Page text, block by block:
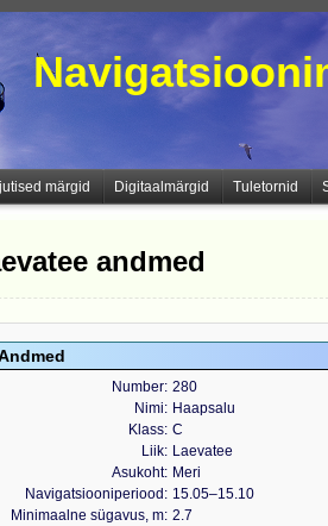
märgid Digitaalmärgid Tuletornid
andmed
Number 280
Nimi
Haapsalu
Klass C
Liik
Laevatee
Asukoht
Meri
Navigatsiooniperiood
15.05‒15.10
Minimaalne sügavus, m 2.7